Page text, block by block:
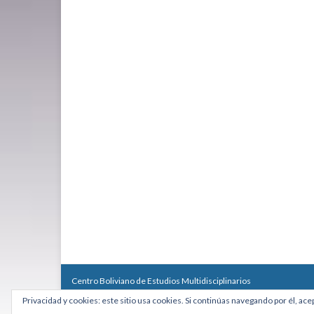
Centro Boliviano de Estudios Multidisciplinarios
Calle Macario Pinilla # 2588 esq. Av. Arce, Edificio Arcadia,
Teléfono: +591 2431818 - Celular: +591 73027636
Privacidad y cookies: este sitio usa cookies. Si continúas navegando por él,